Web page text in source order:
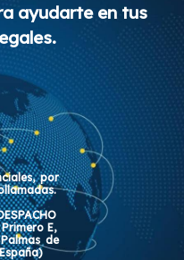
ayudarte en tus
por
E,
de